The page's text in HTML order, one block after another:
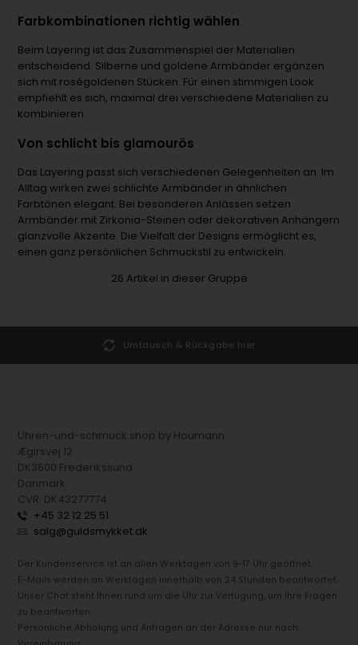
Farbkombinationen richtig wählen
Beim Layering ist das Zusammenspiel der Materialien
entscheidend. Silberne und goldene Armbänder ergänzen
sich mit roségoldenen Stücken. Für einen stimmigen Look
empfiehlt es sich, maximal drei verschiedene Materialien zu
kombinieren.
Von schlicht bis glamourös
Das Layering passt sich verschiedenen Gelegenheiten an. Im
Alltag wirken zwei schlichte Armbänder in ähnlichen
Farbtönen elegant. Bei besonderen Anlässen setzen
Armbänder mit Zirkonia-Steinen oder dekorativen Anhängern
glanzvolle Akzente. Die Vielfalt der Designs ermöglicht es,
einen ganz persönlichen Schmuckstil zu entwickeln.
26 Artikel in dieser Gruppe
Umtausch & Rückgabe hier
Uhren-und-schmuck.shop by Houmann
Ægirsvej 12
DK3600 Frederikssund
Danmark
CVR: DK43277774
+45 32 12 25 51
salg@guldsmykket.dk
Der Kundenservice ist an allen Werktagen von 9-17 Uhr geöffnet.
E-Mails werden an Werktagen innerhalb von 24 Stunden beantwortet.
Unser Chat steht Ihnen rund um die Uhr zur Verfügung, um Ihre Fragen
zu beantworten.
Persönliche Abholung und Anfragen an der Adresse nur nach